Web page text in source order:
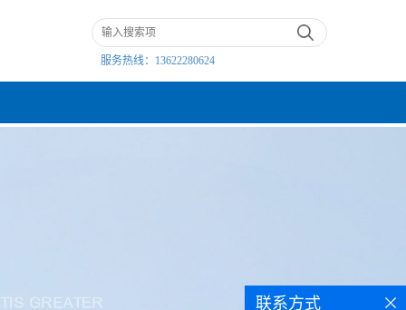
服务热线： 13622280624
联系方式